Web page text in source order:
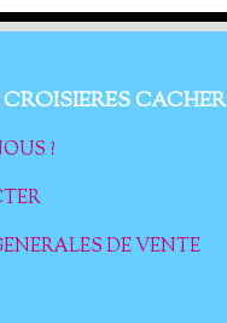
CACHER
?
DE VENTE